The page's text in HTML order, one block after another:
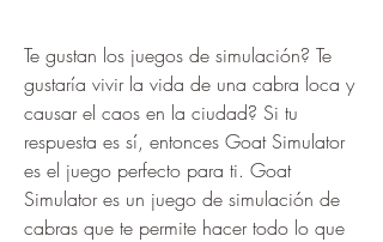
Te gustan los juegos de simulación? Te
gustaría vivir la vida de una cabra loca y
causar el caos en la ciudad? Si tu
respuesta es sí, entonces Goat Simulator
es el juego perfecto para ti. Goat
Simulator es un juego de simulación de
cabras que te permite hacer todo lo que